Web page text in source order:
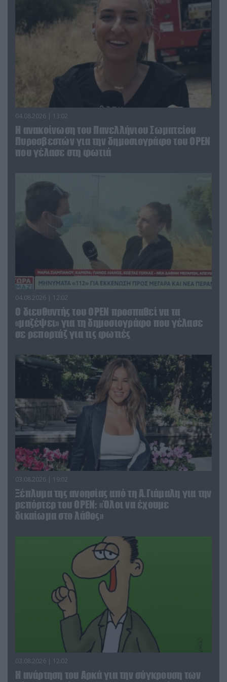
04.08.2026 | 13:02
Η ανακοίνωση του Πανελλήνιου Σωματείου
Πυροσβεστών για την δημοσιογράφο του OPEN
που γέλασε στη φωτιά
04.08.2026 | 12:02
O διευθυντής του OPEN προσπαθεί να τα
«μαζέψει» για τη δημοσιογράφο που γέλασε
σε ρεπορτάζ για τις φωτιές
03.08.2026 | 19:02
Ξέπλυμα της ανοησίας από τη Α.Γιάμαλη για την
ρεπόρτερ του ΟΡΕΝ: «Όλοι να έχουμε
δικαίωμα στο λάθος»
03.08.2026 | 12:02
Η ανάρτηση του Αρκά για την σύγκρουση των